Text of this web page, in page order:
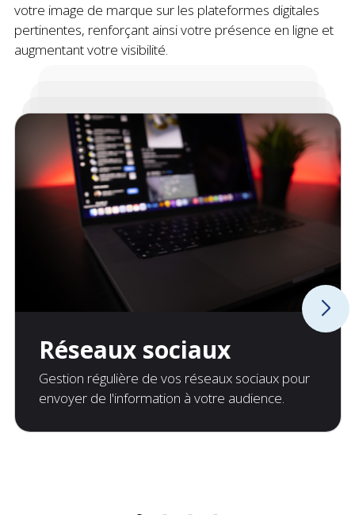
votre image de marque sur les plateformes digitales
pertinentes, renforçant ainsi votre présence en ligne et
augmentant votre visibilité.
Réseaux sociaux
Gestion régulière de vos réseaux sociaux pour
envoyer de l'information à votre audience.